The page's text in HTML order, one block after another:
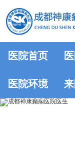
医院首页
医院环境